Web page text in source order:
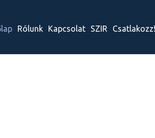
Rólunk Kapcsolat SZIR Csatlakozz!